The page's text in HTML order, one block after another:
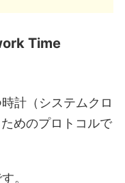
Time
計（システムクロ
めのプロトコルで
。